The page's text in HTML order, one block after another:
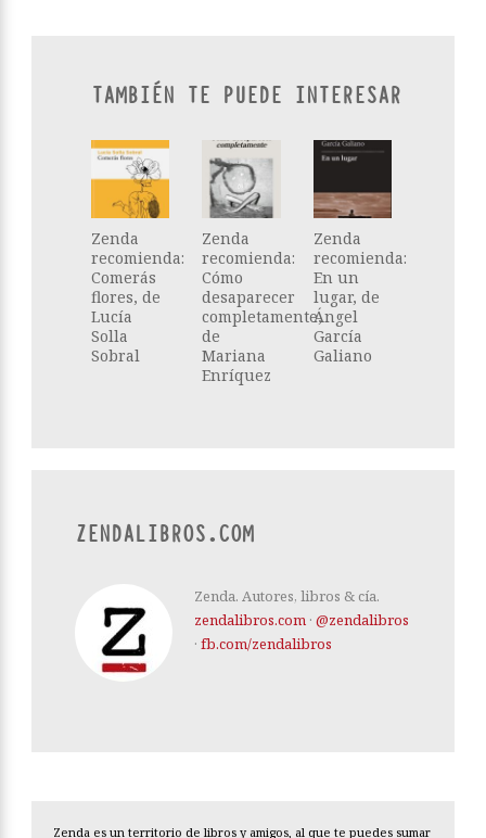
TAMBIÉN TE PUEDE INTERESAR
Zenda
recomienda:
Comerás
flores, de
Lucía
Solla
Sobral
Zenda
recomienda:
Cómo
desaparecer
completamente,
de
Mariana
Enríquez
Zenda
recomienda:
En un
lugar, de
Ángel
García
Galiano
ZENDALIBROS.COM
Zenda. Autores, libros & cía.
zendalibros.com · @zendalibros
· fb.com/zendalibros
Zenda es un territorio de libros y amigos, al que te puedes sumar